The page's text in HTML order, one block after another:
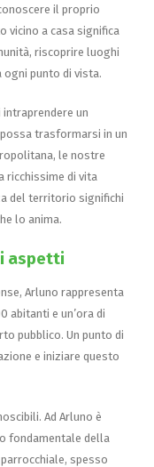
il proprio
vicino a casa significa
riscoprire luoghi
ogni punto di vista.
intraprendere un
trasformarsi in un
le nostre
ricchissime di vita
del territorio significhi
lo anima.
aspetti
Arluno rappresenta
abitanti e un’ora di
pubblico. Un punto di
e iniziare questo
Ad Arluno è
fondamentale della
spesso